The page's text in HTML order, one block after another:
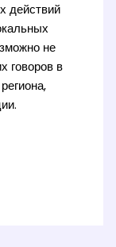
действий
не
говоров в